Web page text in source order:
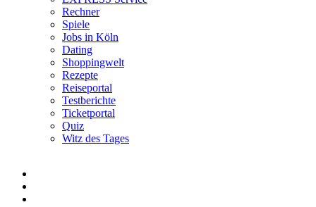
Rechner
Spiele
Jobs in Köln
Dating
Shoppingwelt
Rezepte
Reiseportal
Testberichte
Ticketportal
Quiz
Witz des Tages